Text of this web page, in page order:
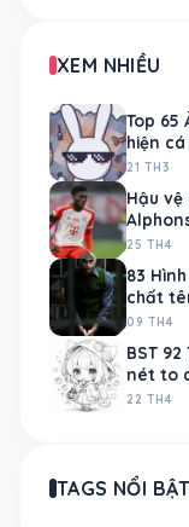
XEM NHIỀU
Top 65
hiện
21 TH3
Hậu
25 TH4
83
chất
09 TH4
BST
nét to
22 TH4
TAGS NỔI BẬT